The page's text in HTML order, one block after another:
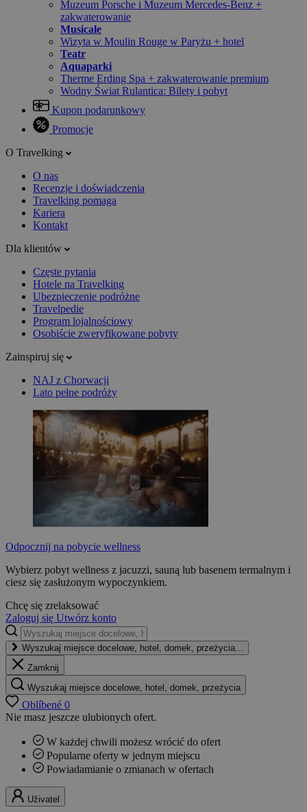
Muzeum Porsche i Muzeum Mercedes-Benz +
zakwaterowanie
Musicale
Wizyta w Moulin Rouge w Paryżu + hotel
Teatr
Aquaparki
Therme Erding Spa + zakwaterowanie premium
Wodny Świat Rulantica: Bilety i pobyt
Kupon podarunkowy
Promocje
O Travelking
O nas
Recenzje i doświadczenia
Travelking pomaga
Kariera
Kontakt
Dla klientów
Częste pytania
Hotele na Travelking
Ubezpieczenie podróżne
Travelpedie
Program lojalnościowy
Osobiście zweryfikowane pobyty
Zainspiruj się
NAJ z Chorwacji
Lato pełne podróży
Odpocznij na pobycie wellness
Wybierz pobyt wellness z jacuzzi, sauną lub basenem termalnym i
ciesz się zasłużonym wypoczynkiem.
Chcę się zrelaksować
Zaloguj się Utwórz konto
Wyszukaj miejsce docelowe, hotel, domek, przeżycia...
Zamknij
Wyszukaj miejsce docelowe, hotel, domek, przeżycia
Oblíbené 0
Nie masz jeszcze ulubionych ofert.
W każdej chwili możesz wrócić do ofert
Popularne oferty w jednym miejscu
Powiadamianie o zmianach w ofertach
Uživatel